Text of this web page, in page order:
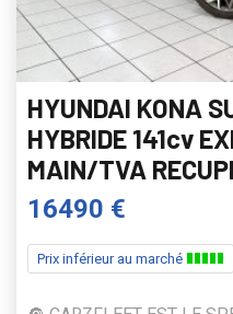
HYUNDAI KONA
HYBRIDE 141cv
MAIN/TVA
16490 €
Prix inférieur au marché